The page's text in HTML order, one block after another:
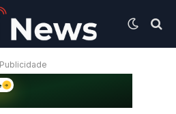
Publicidade